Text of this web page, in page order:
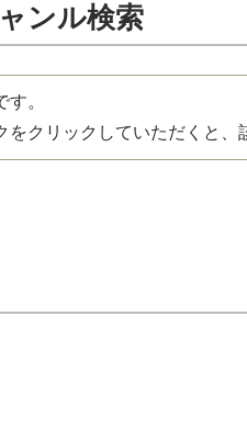
ンル検索
。
をクリックしていただくと